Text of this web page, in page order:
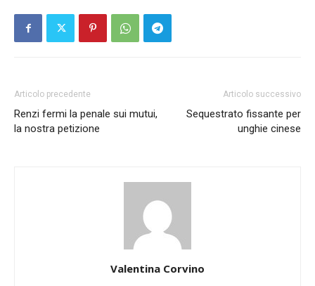
Articolo precedente
Renzi fermi la penale sui mutui,
la nostra petizione
Articolo successivo
Sequestrato fissante per
unghie cinese
Valentina Corvino